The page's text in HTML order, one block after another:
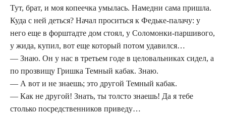
Тут, брат, и моя копеечка умылась. Намедни сама пришла.
Куда с ней деться? Начал проситься к Федьке-палачу: у
него еще в форштадте дом стоял, у Соломонки-паршивого,
у жида, купил, вот еще который потом удавился…
— Знаю. Он у нас в третьем годе в целовальниках сидел, а
по прозвищу Гришка Темный кабак. Знаю.
— А вот и не знаешь; это другой Темный кабак.
— Как не другой! Знать, ты толсто знаешь! Да я тебе
столько посредственников приведу…